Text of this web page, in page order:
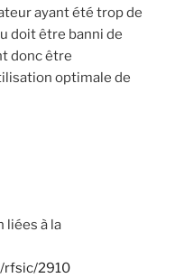
ayant été trop de
doit être banni de
donc être
optimale de
liées à la
rfsic/2910